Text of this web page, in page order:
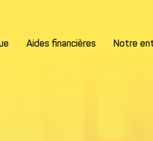
Aides financières Notre